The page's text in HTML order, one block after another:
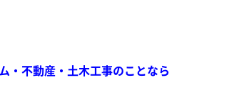
・不動産・土木工事のことなら